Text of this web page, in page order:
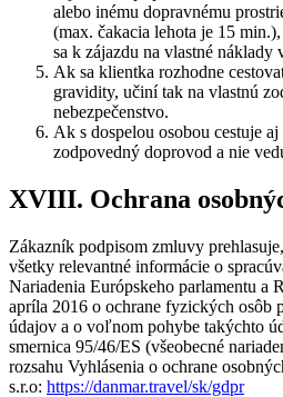
alebo inému dopravnému
(max. čakacia lehota je 15
sa k zájazdu na vlastné náklady
Ak sa klientka rozhodne
gravidity, učiní tak na vlastnú
nebezpečenstvo.
Ak s dospelou osobou cestuje
zodpovedný doprovod a nie
XVIII. Ochrana
Zákazník podpisom zmluvy
všetky relevantné informácie o
Nariadenia Európskeho parlamentu a
apríla 2016 o ochrane fyzických osôb
údajov a o voľnom pohybe takýchto
smernica 95/46/ES (všeobecné
rozsahu Vyhlásenia o ochrane
s.r.o: https://danmar.travel/sk/gdpr